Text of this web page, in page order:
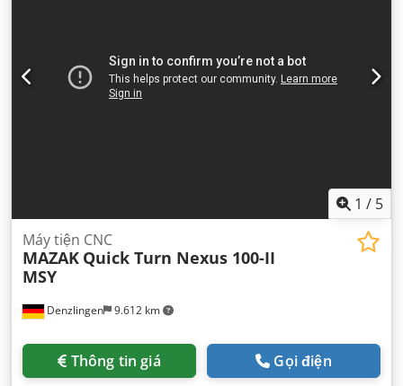
1 / 5
Denzlingen 9.612 km
Máy tiện CNC
MAZAK Quick Turn Nexus 100-II
MSY
Thông tin giá Gọi điện